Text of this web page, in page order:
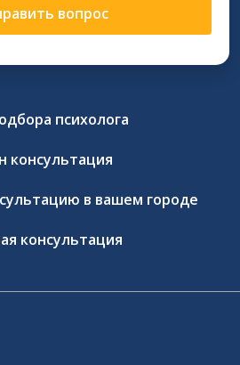
вопрос
психолога
консультация
в вашем городе
консультация